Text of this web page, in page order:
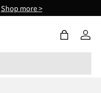
Shop more >
購物袋登入